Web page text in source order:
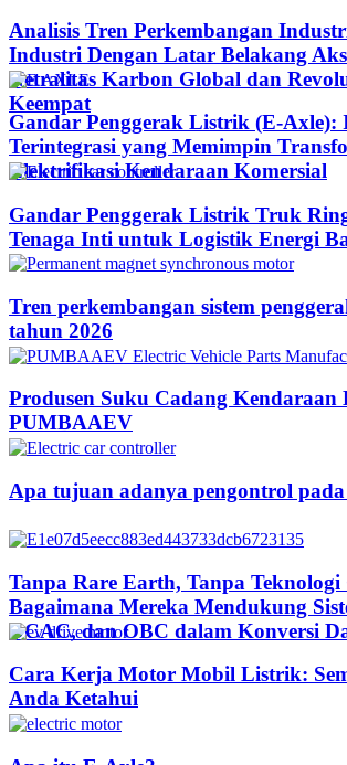
Analisis Tren Perkembangan
Industri Dengan Latar Belakang
Netralitas Karbon Global dan
Keempat
Gandar Penggerak Listrik (E-Axle):
Terintegrasi yang Memimpin
Elektrifikasi Kendaraan Komersial
Gandar Penggerak Listrik Truk
Tenaga Inti untuk Logistik Energi
Tren perkembangan sistem
tahun 2026
Produsen Suku Cadang
PUMBAAEV
Apa tujuan adanya pengontrol
Tanpa Rare Earth, Tanpa Teknologi
Bagaimana Mereka Mendukung
DCAC, dan OBC dalam Konversi
Cara Kerja Motor Mobil Listrik:
Anda Ketahui